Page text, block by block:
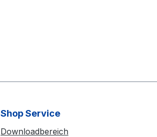
Shop Service
Downloadbereich